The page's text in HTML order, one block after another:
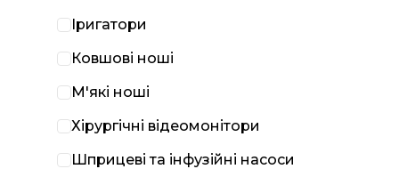
Іригатори
Ковшові ноші
М'які ноші
Хірургічні відеомонітори
Шприцеві та інфузійні насоси